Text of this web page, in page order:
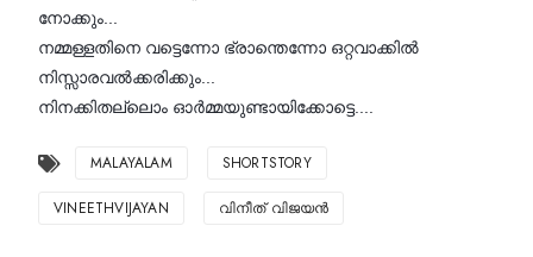
നോക്കും...
നമ്മള്ളതിനെ വട്ടെന്നോ ഭ്രാന്തെന്നോ ഒറ്റവാക്കിൽ
നിസ്സാരവൽക്കരിക്കും...
നിനക്കിതല്ലൊം ഓർമ്മയുണ്ടായിക്കോട്ടെ....
MALAYALAM SHORTSTORY
VINEETHVIJAYAN വിനീത് വിജയൻ